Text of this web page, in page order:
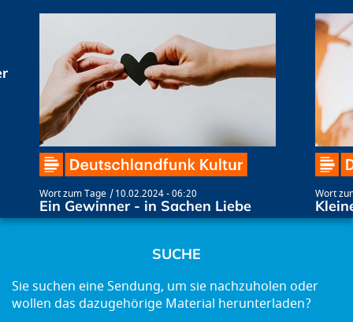
Wort zum Tage 10.02.2024 - 06:20
Ein Gewinner - in Sachen Liebe
Wort
SUCHE